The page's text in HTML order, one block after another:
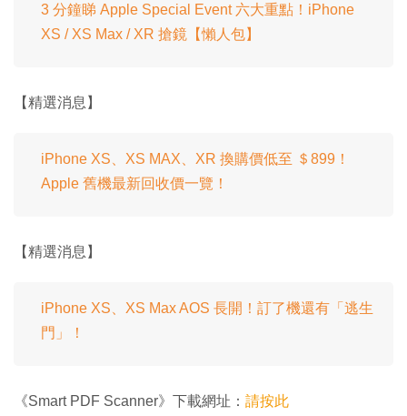
3 分鐘睇 Apple Special Event 六大重點！iPhone
XS / XS Max / XR 搶鏡【懶人包】
【精選消息】
iPhone XS、XS MAX、XR 換購價低至 ＄899！
Apple 舊機最新回收價一覽！
【精選消息】
iPhone XS、XS Max AOS 長開！訂了機還有「逃生
門」！
《Smart PDF Scanner》下載網址： 請按此